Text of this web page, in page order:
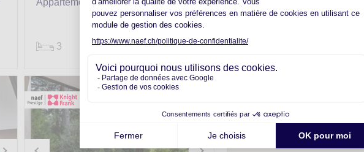
Appartement en rez-de-jardin
3 4.5 79m2